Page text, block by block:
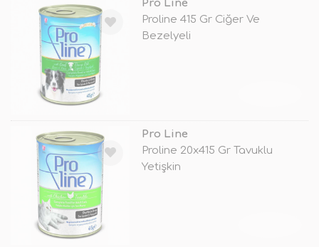
Pro Line
Proline 415 Gr Ciğer Ve
Bezelyeli
Pro Line
Proline 20x415 Gr Tavuklu
Yetişkin